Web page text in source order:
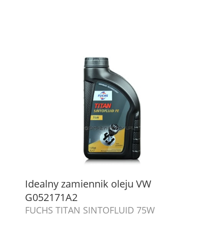
Idealny zamiennik oleju VW
G052171A2
FUCHS TITAN SINTOFLUID 75W